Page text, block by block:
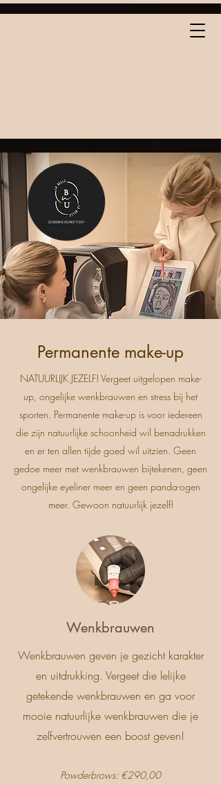
Permanente make-up
NATUURLIJK JEZELF! Vergeet uitgelopen make-
up, ongelijke wenkbrauwen en stress bij het
sporten. Permanente make-up is voor iedereen
die zijn natuurlijke schoonheid wil benadrukken
en er ten allen tijde goed wil uitzien. Geen
gedoe meer met wenkbrauwen bijtekenen, geen
ongelijke eyeliner meer en geen panda-ogen
meer. Gewoon natuurlijk jezelf!
Wenkbrauwen
Wenkbrauwen geven je gezicht karakter
en uitdrukking. Vergeet die lelijke
getekende wenkbrauwen en ga voor
mooie natuurlijke wenkbrauwen die je
zelfvertrouwen een boost geven!
Powderbrows: €290,00